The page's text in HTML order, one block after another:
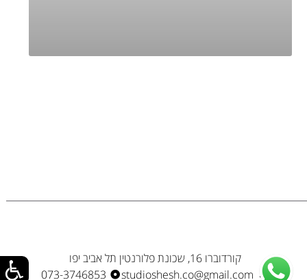
קורדוברו 16, שכונת פלורנטין תל אביב יפו
studioshesh.co@gmail.com
073-3746853